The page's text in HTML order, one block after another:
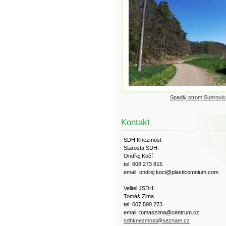
Spadlý strom
Kontakt
SDH Knezmost
Starosta SDH:
Ondřej Kočí
tel: 608 273 815
email: ondrej.koci@plasticomnium.com
Velitel JSDH:
Tomáš Zima
tel: 607 590 273
email: tomaszima@centrum.cz
sdhknezmost@seznam.cz